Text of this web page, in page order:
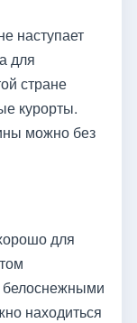
наступает
для
стране
курорты.
можно без
для
белоснежными
находиться